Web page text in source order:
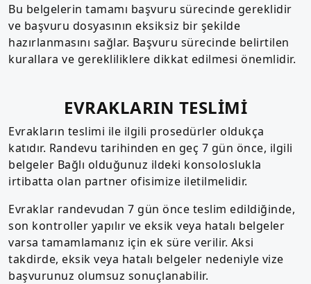
Bu belgelerin tamamı başvuru sürecinde gereklidir
ve başvuru dosyasının eksiksiz bir şekilde
hazırlanmasını sağlar. Başvuru sürecinde belirtilen
kurallara ve gerekliliklere dikkat edilmesi önemlidir.
EVRAKLARIN TESLİMİ
Evrakların teslimi ile ilgili prosedürler oldukça
katıdır. Randevu tarihinden en geç 7 gün önce, ilgili
belgeler Bağlı olduğunuz ildeki konsoloslukla
irtibatta olan partner ofisimize iletilmelidir.
Evraklar randevudan 7 gün önce teslim edildiğinde,
son kontroller yapılır ve eksik veya hatalı belgeler
varsa tamamlamanız için ek süre verilir. Aksi
takdirde, eksik veya hatalı belgeler nedeniyle vize
başvurunuz olumsuz sonuçlanabilir.